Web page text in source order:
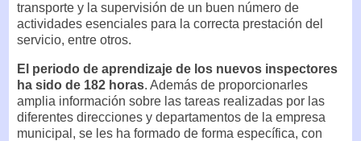
transporte y la supervisión de un buen número de
actividades esenciales para la correcta prestación del
servicio, entre otros.
El periodo de aprendizaje de los nuevos inspectores
ha sido de 182 horas. Además de proporcionarles
amplia información sobre las tareas realizadas por las
diferentes direcciones y departamentos de la empresa
municipal, se les ha formado de forma específica, con